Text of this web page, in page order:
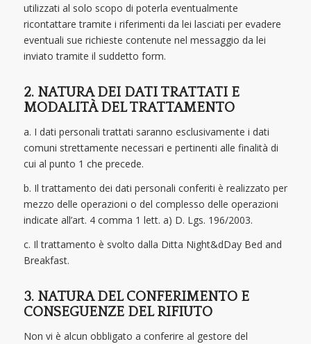
utilizzati al solo scopo di poterla eventualmente
ricontattare tramite i riferimenti da lei lasciati per evadere
eventuali sue richieste contenute nel messaggio da lei
inviato tramite il suddetto form.
2. NATURA DEI DATI TRATTATI E
MODALITÀ DEL TRATTAMENTO
a. I dati personali trattati saranno esclusivamente i dati
comuni strettamente necessari e pertinenti alle finalità di
cui al punto 1 che precede.
b. Il trattamento dei dati personali conferiti è realizzato per
mezzo delle operazioni o del complesso delle operazioni
indicate all’art. 4 comma 1 lett. a) D. Lgs. 196/2003.
c. Il trattamento è svolto dalla Ditta Night&dDay Bed and
Breakfast.
3. NATURA DEL CONFERIMENTO E
CONSEGUENZE DEL RIFIUTO
Non vi è alcun obbligato a conferire al gestore del